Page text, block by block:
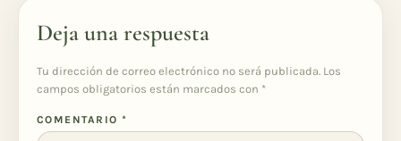
Deja una respuesta
Tu dirección de correo electrónico no será publicada. Los
campos obligatorios están marcados con *
COMENTARIO *